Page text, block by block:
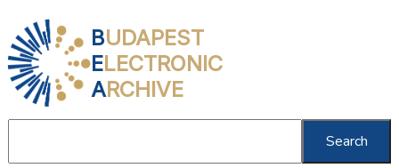
BUDAPEST
ELECTRONIC
ARCHIVE
Search